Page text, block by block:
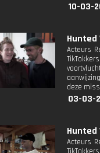
10-03-
Hunted
Acteurs
deze
03-03-
Hunted
Acteurs